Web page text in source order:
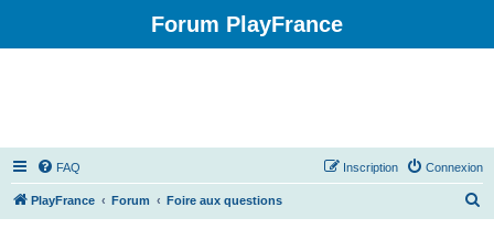
Forum PlayFrance
FAQ Connexion
Inscription
PlayFrance Forum Foire aux questions